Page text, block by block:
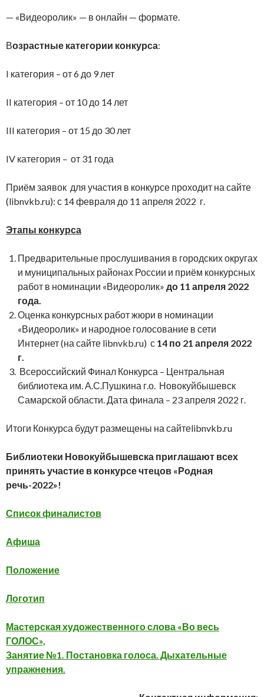
— «Видеоролик» — в онлайн — формате.
Возрастные категории конкурса:
I категория – от 6 до 9 лет
II категория – от 10 до 14 лет
III категория – от 15 до 30 лет
IV категория – от 31 года
Приём заявок для участия в конкурсе проходит на сайте
(libnvkb.ru): с 14 февраля до 11 апреля 2022 г.
Этапы конкурса
Предварительные прослушивания в городских округах
и муниципальных районах России и приём конкурсных
работ в номинации «Видеоролик» до 11 апреля 2022
года.
Оценка конкурсных работ жюри в номинации
«Видеоролик» и народное голосование в сети
Интернет (на сайте libnvkb.ru) с 14 по 21 апреля 2022
г.
Всероссийский Финал Конкурса – Центральная
библиотека им. А.С.Пушкина г.о. Новокуйбышевск
Самарской области. Дата финала – 23 апреля 2022 г.
Итоги Конкурса будут размещены на сайтеlibnvkb.ru
Библиотеки Новокуйбышевска приглашают всех
принять участие в конкурсе чтецов «Родная
речь-2022»!
Список финалистов
Афиша
Положение
Логотип
Мастерская художественного слова «Во весь
ГОЛОС»,
Занятие №1. Постановка голоса. Дыхательные
упражнения.